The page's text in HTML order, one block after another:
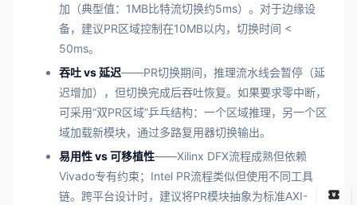
加（典型值：1MB比特流切换约5ms）。对于边缘设
备，建议PR区域控制在10MB以内，切换时间 <
50ms。
吞吐 vs 延迟——PR切换期间，推理流水线会暂停（延
迟增加），但切换完成后吞吐恢复。如果要求零中断，
可采用“双PR区域”乒乓结构：一个区域推理，另一个区
域加载新模块，通过多路复用器切换输出。
易用性 vs 可移植性——Xilinx DFX流程成熟但依赖
Vivado专有约束；Intel PR流程类似但使用不同工具
链。跨平台设计时，建议将PR模块抽象为标准AXI-